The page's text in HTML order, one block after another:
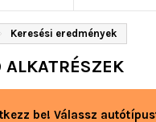
Keresési eredmények
be! Válassz